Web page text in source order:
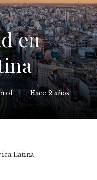
en
Hace 2 años
Latina